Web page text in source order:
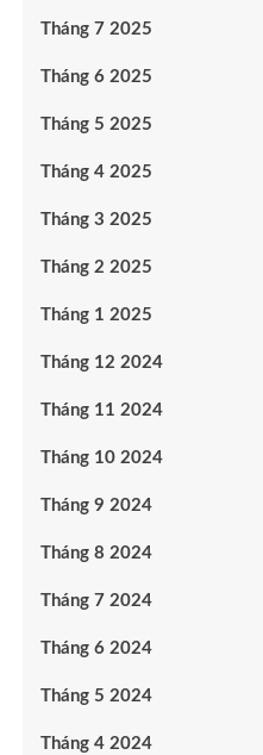
Tháng 7 2025
Tháng 6 2025
Tháng 5 2025
Tháng 4 2025
Tháng 3 2025
Tháng 2 2025
Tháng 1 2025
Tháng 12 2024
Tháng 11 2024
Tháng 10 2024
Tháng 9 2024
Tháng 8 2024
Tháng 7 2024
Tháng 6 2024
Tháng 5 2024
Tháng 4 2024